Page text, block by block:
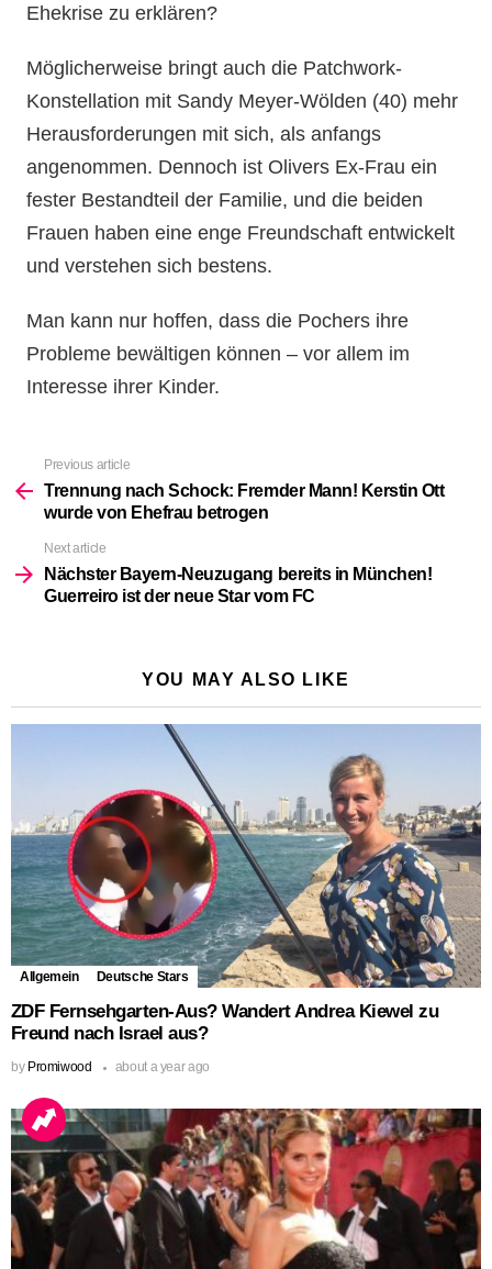
Ehekrise zu erklären?
Möglicherweise bringt auch die Patchwork-
Konstellation mit Sandy Meyer-Wölden (40) mehr
Herausforderungen mit sich, als anfangs
angenommen. Dennoch ist Olivers Ex-Frau ein
fester Bestandteil der Familie, und die beiden
Frauen haben eine enge Freundschaft entwickelt
und verstehen sich bestens.
Man kann nur hoffen, dass die Pochers ihre
Probleme bewältigen können – vor allem im
Interesse ihrer Kinder.
more
Previous article
Trennung nach Schock: Fremder Mann! Kerstin Ott
wurde von Ehefrau betrogen
Next article
Nächster Bayern-Neuzugang bereits in München!
Guerreiro ist der neue Star vom FC
YOU MAY ALSO LIKE
Allgemein Deutsche Stars
ZDF Fernsehgarten-Aus? Wandert Andrea Kiewel zu
Freund nach Israel aus?
by Promiwood about a year ago